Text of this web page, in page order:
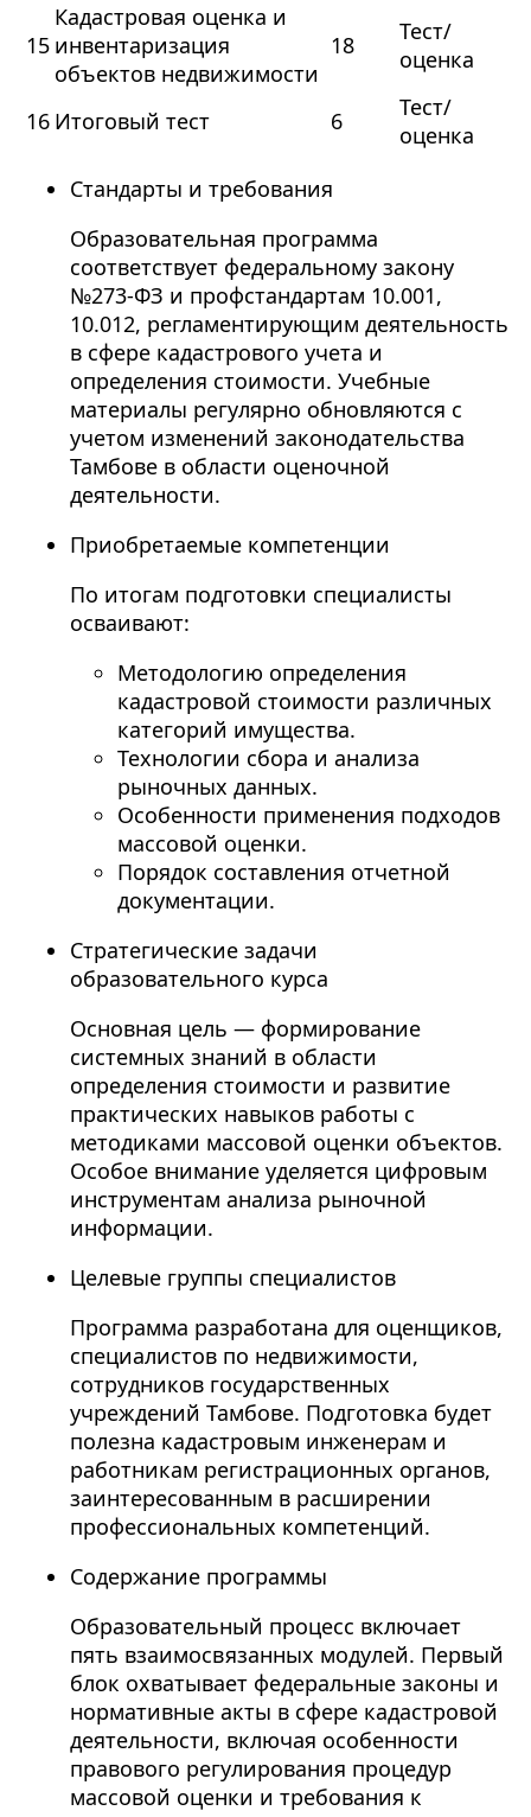
15
Кадастровая оценка и
инвентаризация
объектов недвижимости
18
Тест/
оценка
16 Итоговый тест 6
Тест/
оценка
Стандарты и требования
Образовательная программа
соответствует федеральному закону
№273-ФЗ и профстандартам 10.001,
10.012, регламентирующим деятельность
в сфере кадастрового учета и
определения стоимости. Учебные
материалы регулярно обновляются с
учетом изменений законодательства
Тамбове в области оценочной
деятельности.
Приобретаемые компетенции
По итогам подготовки специалисты
осваивают:
Методологию определения
кадастровой стоимости различных
категорий имущества.
Технологии сбора и анализа
рыночных данных.
Особенности применения подходов
массовой оценки.
Порядок составления отчетной
документации.
Стратегические задачи
образовательного курса
Основная цель — формирование
системных знаний в области
определения стоимости и развитие
практических навыков работы с
методиками массовой оценки объектов.
Особое внимание уделяется цифровым
инструментам анализа рыночной
информации.
Целевые группы специалистов
Программа разработана для оценщиков,
специалистов по недвижимости,
сотрудников государственных
учреждений Тамбове. Подготовка будет
полезна кадастровым инженерам и
работникам регистрационных органов,
заинтересованным в расширении
профессиональных компетенций.
Содержание программы
Образовательный процесс включает
пять взаимосвязанных модулей. Первый
блок охватывает федеральные законы и
нормативные акты в сфере кадастровой
деятельности, включая особенности
правового регулирования процедур
массовой оценки и требования к